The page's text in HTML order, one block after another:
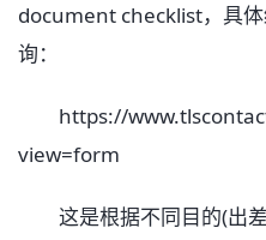
document checklist，具
询：
https://
view=form
这是根据不同目的(出差